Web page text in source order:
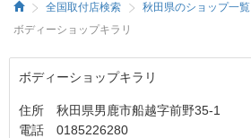
全国取付店検索
秋田県のショップ一覧
ボディーショップキラリ
ボディーショップキラリ
住所 秋田県男鹿市船越字前野35-1
電話 0185226280